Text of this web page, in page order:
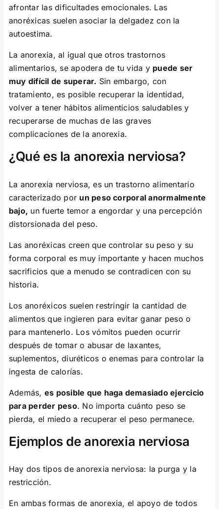
afrontar las dificultades emocionales. Las
anoréxicas suelen asociar la delgadez con la
autoestima.
La anorexia, al igual que otros trastornos
alimentarios, se apodera de tu vida y puede ser
muy difícil de superar. Sin embargo, con
tratamiento, es posible recuperar la identidad,
volver a tener hábitos alimenticios saludables y
recuperarse de muchas de las graves
complicaciones de la anorexia.
¿Qué es la anorexia nerviosa?
La anorexia nerviosa, es un trastorno alimentario
caracterizado por un peso corporal anormalmente
bajo, un fuerte temor a engordar y una percepción
distorsionada del peso.
Las anoréxicas creen que controlar su peso y su
forma corporal es muy importante y hacen muchos
sacrificios que a menudo se contradicen con su
historia.
Los anoréxicos suelen restringir la cantidad de
alimentos que ingieren para evitar ganar peso o
para mantenerlo. Los vómitos pueden ocurrir
después de tomar o abusar de laxantes,
suplementos, diuréticos o enemas para controlar la
ingesta de calorías.
Además, es posible que haga demasiado ejercicio
para perder peso. No importa cuánto peso se
pierda, el miedo a recuperar el peso permanece.
Ejemplos de anorexia nerviosa
Hay dos tipos de anorexia nerviosa: la purga y la
restricción.
En ambas formas de anorexia, el apoyo de todos